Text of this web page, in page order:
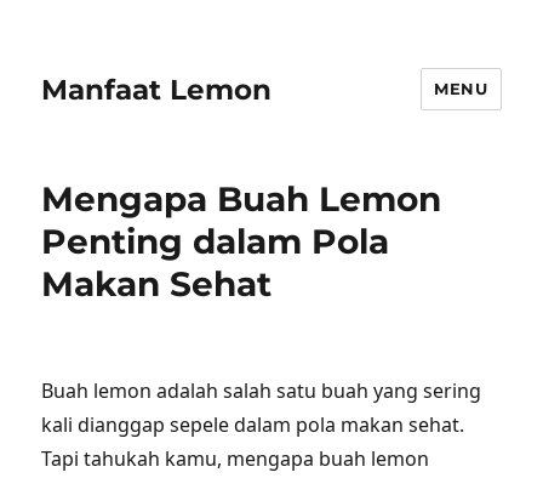
Manfaat Lemon MENU
Mengapa Buah Lemon
Penting dalam Pola
Makan Sehat
Buah lemon adalah salah satu buah yang sering
kali dianggap sepele dalam pola makan sehat.
Tapi tahukah kamu, mengapa buah lemon